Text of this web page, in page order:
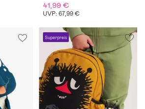
41,99 €
UVP: 67,99 €
Superpreis